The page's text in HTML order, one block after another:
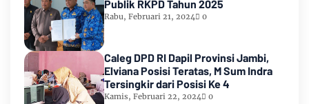
Publik RKPD Tahun 2025
Rabu, Februari 21, 2024 0
Caleg DPD RI Dapil Provinsi Jambi,
Elviana Posisi Teratas, M Sum Indra
Tersingkir dari Posisi Ke 4
Kamis, Februari 22, 2024 0